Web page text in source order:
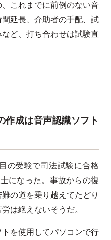
これまでに前例のない音
延長、介助者の手配、試
ど、打ち合わせは試験直
作成は音声認識ソフト
の受験で司法試験に合格
になった。事故からの復
の道を乗り越えてたどり
は絶えないそうだ。
トを使用してパソコンで行